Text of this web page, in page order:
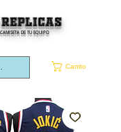
Carrito
DE TU EQUIPO